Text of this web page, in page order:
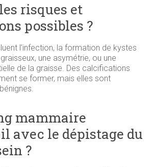
risques et
possibles ?
l’infection, la formation de kystes
une asymétrie, ou une
de la graisse. Des calcifications
se former, mais elles sont
mammaire
avec le dépistage du
?